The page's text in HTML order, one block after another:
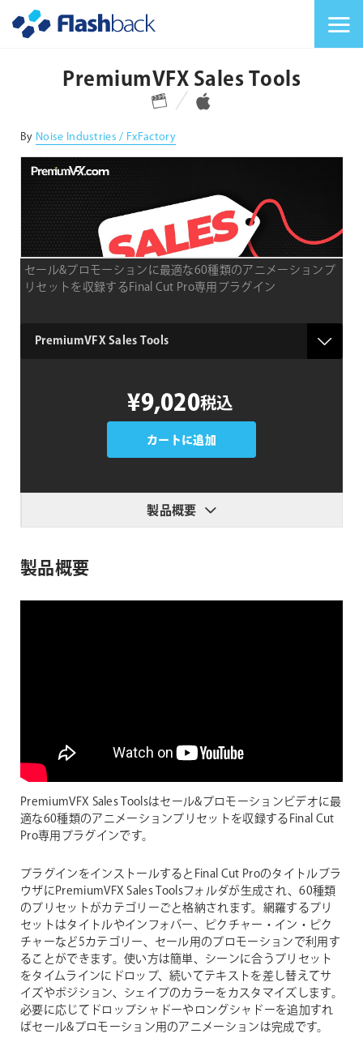
PremiumVFX Sales Tools
対応プラットフォーム 対応OS
By Noise Industries / FxFactory
セール&プロモーションに最適な60種類のアニメーションプ
リセットを収録するFinal Cut Pro専用プラグイン
type
¥9,020税込
カートに追加
製品概要
製品概要
PremiumVFX Sales Toolsはセール&プロモーションビデオに最
適な60種類のアニメーションプリセットを収録するFinal Cut
Pro専用プラグインです。
プラグインをインストールするとFinal Cut Proのタイトルブラ
ウザにPremiumVFX Sales Toolsフォルダが生成され、60種類
のプリセットがカテゴリーごと格納されます。網羅するプリ
セットはタイトルやインフォバー、ピクチャー・イン・ピク
チャーなど5カテゴリー、セール用のプロモーションで利用す
ることができます。使い方は簡単、シーンに合うプリセット
をタイムラインにドロップ、続いてテキストを差し替えてサ
イズやポジション、シェイプのカラーをカスタマイズします。
必要に応じてドロップシャドーやロングシャドーを追加すれ
ばセール&プロモーション用のアニメーションは完成です。